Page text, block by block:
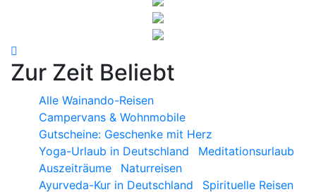
Zur Zeit Beliebt
Alle Wainando-Reisen
Campervans & Wohnmobile
Gutscheine: Geschenke mit Herz
Yoga-Urlaub in Deutschland
Meditationsurlaub
Auszeiträume
Naturreisen
Ayurveda-Kur in Deutschland
Spirituelle Reisen